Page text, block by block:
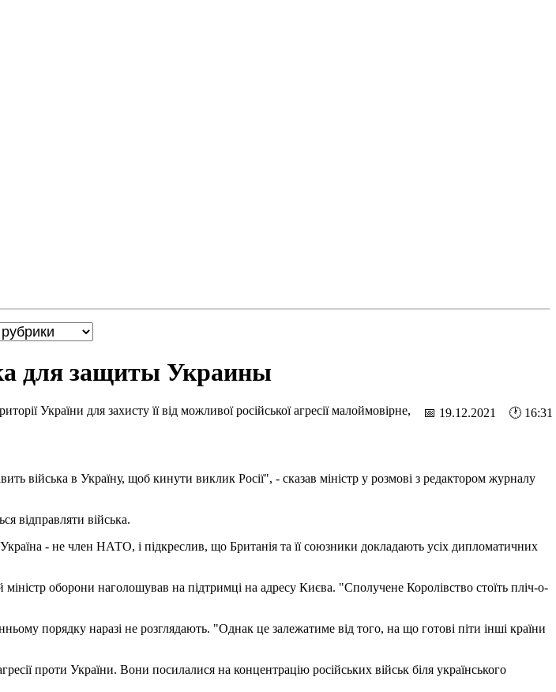
для защиты Украины
📅 19.12.2021 🕐 16:31
України для захисту її від можливої російської агресії малоймовірне,
в Україну, щоб кинути виклик Росії", - сказав міністр у розмові з редактором журналу
відправляти війська.
- не член НАТО, і підкреслив, що Британія та її союзники докладають усіх дипломатичних
оборони наголошував на підтримці на адресу Києва. "Сполучене Королівство стоїть пліч-о-
порядку наразі не розглядають. "Однак це залежатиме від того, на що готові піти інші країни
проти України. Вони посилалися на концентрацію російських військ біля українського